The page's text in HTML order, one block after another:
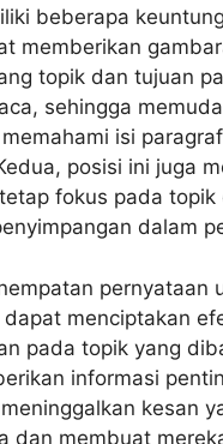
beberapa
memberikan
topik dan tujuan
sehingga
isi
posisi ini juga
fokus pada topik
dalam
pernyataan
menciptakan
pada topik yang
informasi
kesan
dan membuat